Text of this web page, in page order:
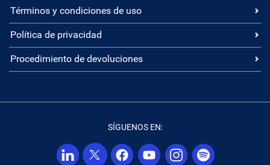
Términos y condiciones de uso
Política de privacidad
Procedimiento de devoluciones
SÍGUENOS EN: